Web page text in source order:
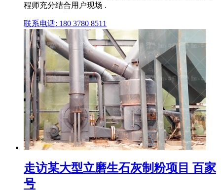
程师充分结合用户现场 .
联系电话: 180 3780 8511
走访某大型立磨生石灰制粉项目 百家
号